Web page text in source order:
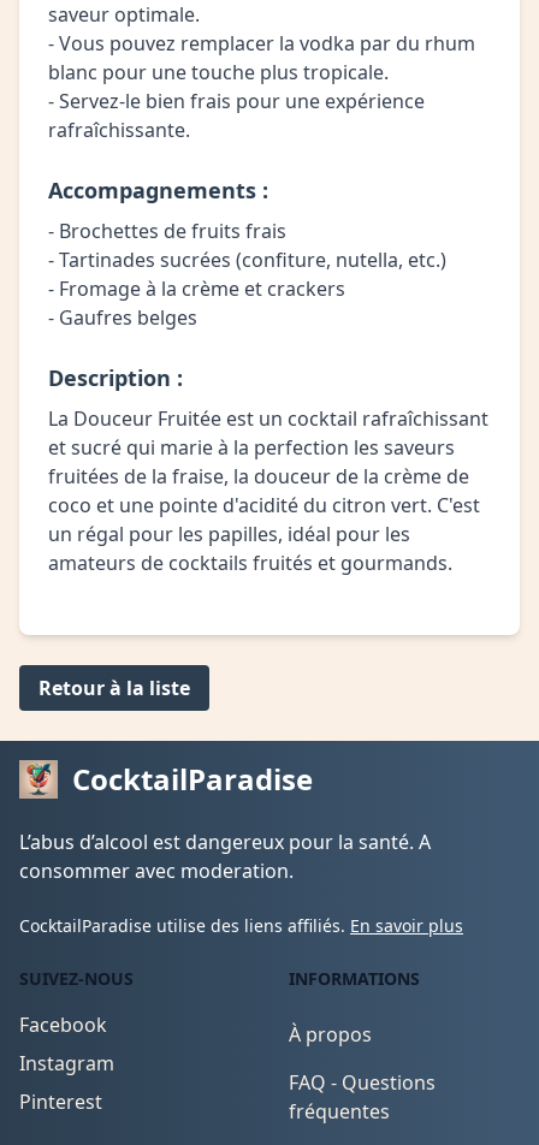
saveur optimale.
- Vous pouvez remplacer la vodka par du rhum
blanc pour une touche plus tropicale.
- Servez-le bien frais pour une expérience
rafraîchissante.
Accompagnements :
- Brochettes de fruits frais
- Tartinades sucrées (confiture, nutella, etc.)
- Fromage à la crème et crackers
- Gaufres belges
Description :
La Douceur Fruitée est un cocktail rafraîchissant
et sucré qui marie à la perfection les saveurs
fruitées de la fraise, la douceur de la crème de
coco et une pointe d'acidité du citron vert. C'est
un régal pour les papilles, idéal pour les
amateurs de cocktails fruités et gourmands.
Retour à la liste
CocktailParadise
L’abus d’alcool est dangereux pour la santé. A
consommer avec moderation.
CocktailParadise utilise des liens affiliés. En savoir plus
SUIVEZ-NOUS
Facebook
Instagram
Pinterest
INFORMATIONS
À propos
FAQ - Questions
fréquentes